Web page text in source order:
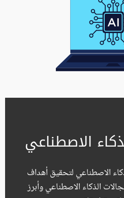
الاصطناعي
الاصطناعي لتحقيق أهداف
الذكاء الاصطناعي وأبرز